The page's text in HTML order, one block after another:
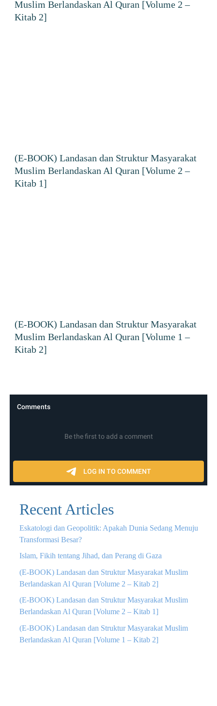
Muslim Berlandaskan Al Quran [Volume 2 –
Kitab 2]
(E-BOOK) Landasan dan Struktur Masyarakat
Muslim Berlandaskan Al Quran [Volume 2 –
Kitab 1]
(E-BOOK) Landasan dan Struktur Masyarakat
Muslim Berlandaskan Al Quran [Volume 1 –
Kitab 2]
Recent Articles
Eskatologi dan Geopolitik: Apakah Dunia Sedang Menuju
Transformasi Besar?
Islam, Fikih tentang Jihad, dan Perang di Gaza
(E-BOOK) Landasan dan Struktur Masyarakat Muslim
Berlandaskan Al Quran [Volume 2 – Kitab 2]
(E-BOOK) Landasan dan Struktur Masyarakat Muslim
Berlandaskan Al Quran [Volume 2 – Kitab 1]
(E-BOOK) Landasan dan Struktur Masyarakat Muslim
Berlandaskan Al Quran [Volume 1 – Kitab 2]